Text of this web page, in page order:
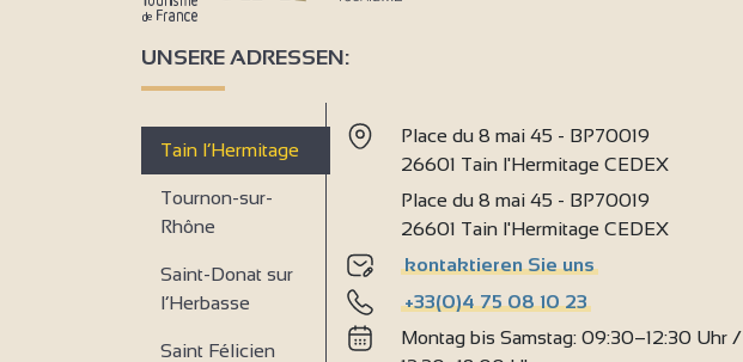
9
UNSERE ADRESSEN:
Tain l’Hermitage
Tournon-sur-
Rhône
Saint-Donat sur
l’Herbasse
Saint Félicien
Place du 8 mai 45 - BP70019
26601 Tain l'Hermitage CEDEX
Place du 8 mai 45 - BP70019
26601 Tain l'Hermitage CEDEX
kontaktieren Sie uns
+33(0)4 75 08 10 23
Montag bis Samstag: 09:30–12:30 Uhr /